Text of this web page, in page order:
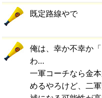
既定路線やで
俺は、幸か不幸か
わ…
一軍コーチなら金
めるやろけど、二